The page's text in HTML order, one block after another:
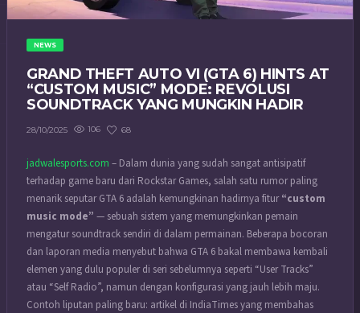
NEWS
GRAND THEFT AUTO VI (GTA 6) HINTS AT
“CUSTOM MUSIC” MODE: REVOLUSI
SOUNDTRACK YANG MUNGKIN HADIR
28/10/2025 106 68
jadwalesports.com – Dalam dunia yang sudah sangat antisipatif
terhadap game baru dari Rockstar Games, salah satu rumor paling
menarik seputar GTA 6 adalah kemungkinan hadirnya fitur“custom
music mode” — sebuah sistem yang memungkinkan pemain
mengatur soundtrack sendiri di dalam permainan. Beberapa bocoran
dan laporan media menyebut bahwa GTA 6 bakal membawa kembali
elemen yang dulu populer di seri sebelumnya seperti “User Tracks”
atau “Self Radio”, namun dengan konfigurasi yang jauh lebih maju.
Contoh liputan paling baru: artikel di IndiaTimes yang membahas